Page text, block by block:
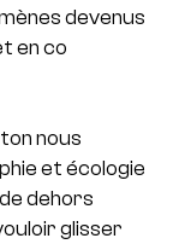
devenus
en co
nous
et écologie
de dehors
glisser